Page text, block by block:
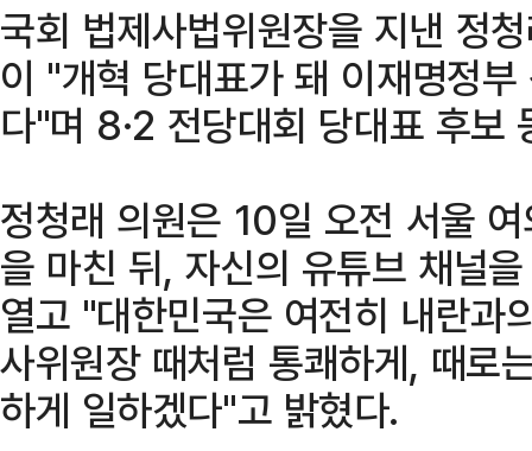
국회 법제사법위원장을 지낸 정
이 "개혁 당대표가 돼 이재명정
다"며 8·2 전당대회 당대표 후보
정청래 의원은 10일 오전 서울
을 마친 뒤, 자신의 유튜브 채널
열고 "대한민국은 여전히 내란과
사위원장 때처럼 통쾌하게, 때로
하게 일하겠다"고 밝혔다.